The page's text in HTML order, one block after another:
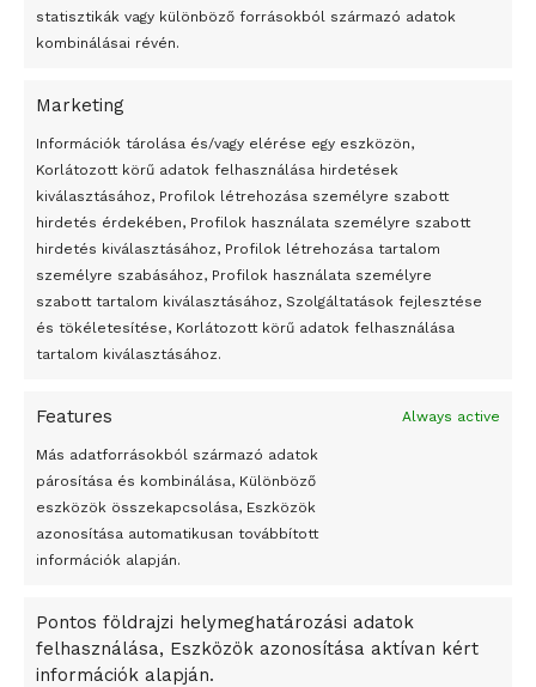
statisztikák vagy különböző forrásokból származó adatok
kombinálásai révén.
Marketing
Információk tárolása és/vagy elérése egy eszközön,
Korlátozott körű adatok felhasználása hirdetések
kiválasztásához, Profilok létrehozása személyre szabott
hirdetés érdekében, Profilok használata személyre szabott
hirdetés kiválasztásához, Profilok létrehozása tartalom
személyre szabásához, Profilok használata személyre
szabott tartalom kiválasztásához, Szolgáltatások fejlesztése
és tökéletesítése, Korlátozott körű adatok felhasználása
tartalom kiválasztásához.
Features Always active
Más adatforrásokból származó adatok
párosítása és kombinálása, Különböző
eszközök összekapcsolása, Eszközök
azonosítása automatikusan továbbított
információk alapján.
Pontos földrajzi helymeghatározási adatok
felhasználása, Eszközök azonosítása aktívan kért
információk alapján.
Átmenetileg szünetelnek az összecsapások Bahmutnál
Egy vagyonért adták el Banksy művét miután elégették.
Az 1950-ben elhunyt alkotók művei szabadon
felhasználhatóvá válnak
Peking – A visegrádi országok zsidó kulturális örökségét
bemutató fotókiállítás nyílt
Megveszi az osztrák Wienerberger az amerikai Meridian
Bricket
A Startup Campus egyetemi programjainak legjobbjai az
A Ringo Starr új albummal jelentkezik
A Vajdasági Magyar Szövetség államtitkárait kinevezték